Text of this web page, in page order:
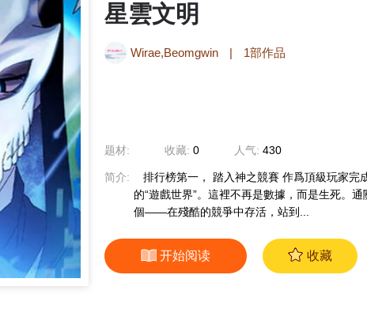
星雲文明
Wirae,Beomgwin | 1部作品
题材: 收藏: 0 人气: 430
简介:
排行榜第一， 踏入神之競賽 作爲頂級玩家完
的“遊戲世界”。這裡不再是數據，而是生死。
個——在殘酷的競爭中存活，站到...
开始阅读 收藏